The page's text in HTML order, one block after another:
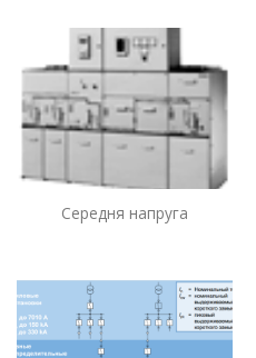
Середня напруга